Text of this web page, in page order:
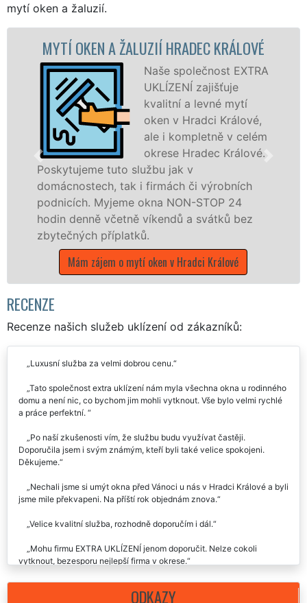
mytí oken a žaluzií.
KRÁLOVÉ
EXTRA
zajišťuje
a levné mytí
Hradci Králové,
v celém
Hradec Králové.
či výrobních
STOP 24
a svátků bez
MYTÍ OKENNÍCH RÁMŮ A
KRÁLOVÉ
dveří, a
dřevěná okna a dveře.
kompletní a kvalitní servis
okrese Hradec Králové
UKLÍZENÍ, a to i o víkendech
státních svátků.
RECENZE
Luxusní služba za velmi dobrou cenu.
Tato společnost extra uklízení nám myla všechna okna u rodinného
domu a není nic, co bychom jim mohli vytknout. Vše bylo velmi rychlé
a práce perfektní.
Po naší zkušenosti vím, že službu budu využívat častěji.
Doporučila jsem i svým známým, kteří byli také velice spokojeni.
jsme mile překvapeni. Na příští rok objednám znova.
Mohu firmu EXTRA UKLÍZENÍ jenom doporučit. Nelze cokoli